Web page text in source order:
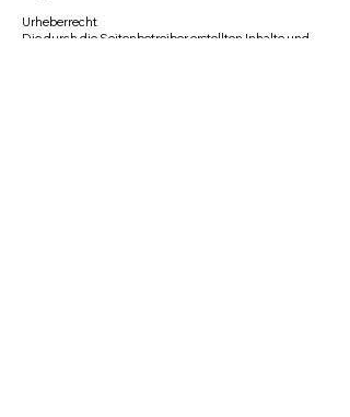
Urheberrecht
Die durch die Seitenbetreiber erstellten Inhalte und